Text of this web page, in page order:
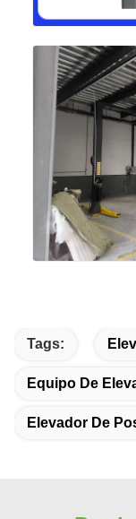
Tags:
Equipo De
Elevador De